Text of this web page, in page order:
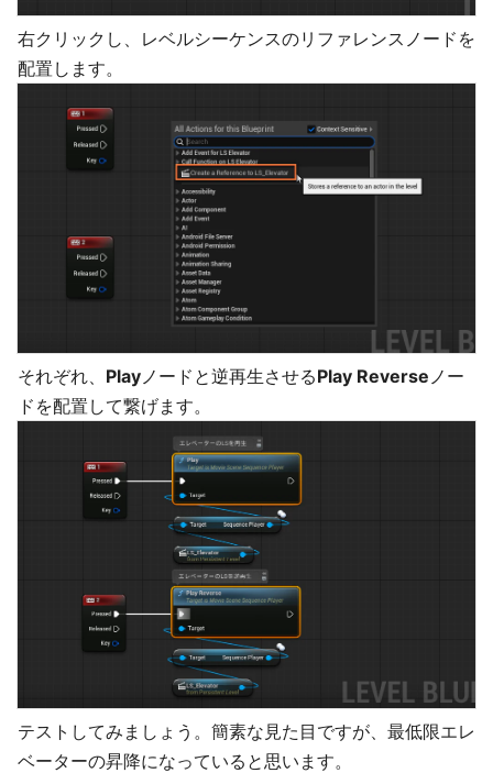
右クリックし、レベルシーケンスのリファレンスノードを
配置します。
それぞれ、 Play ノードと逆再生させるPlay Reverse ノー
ドを配置して繋げます。
テストしてみましょう。簡素な見た目ですが、最低限エレ
ベーターの昇降になっていると思います。